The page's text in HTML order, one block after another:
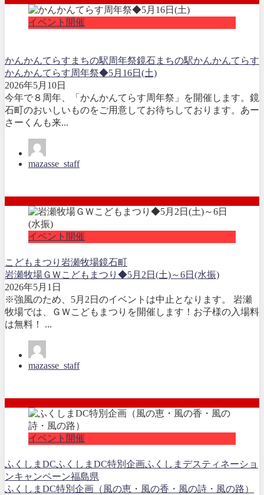
イベント開催
かんかんてらす まちの駅周年祭鏡石まちの駅かんかんてらす
かんかんてらす周年祭◆5月16日(土)
2026年5月10日
今年で８周年、「かんかんてらす周年祭」を開催します。鏡
石町のおいしいものをご用意してお待ちしております。あー
さーくんも来...
mazasse_staff
イベント開催
こどもまつり 岩瀬牧場鏡石町
岩瀬牧場ＧＷこどもまつり◆5月2日(土)～6日(水振)
2026年5月1日
※強風のため、5月2日のイベントは中止となります。 岩瀬
牧場では、ＧＷこどもまつりを開催します！お子様の入場料
は無料！ ...
mazasse_staff
イベント開催
ふくしまDCふくしまDC特別企画ふくしまデスティネーショ
ンキャンペーン福島県
ふくしまDC特別企画（風の恵・風の香・風の詩・風の路）